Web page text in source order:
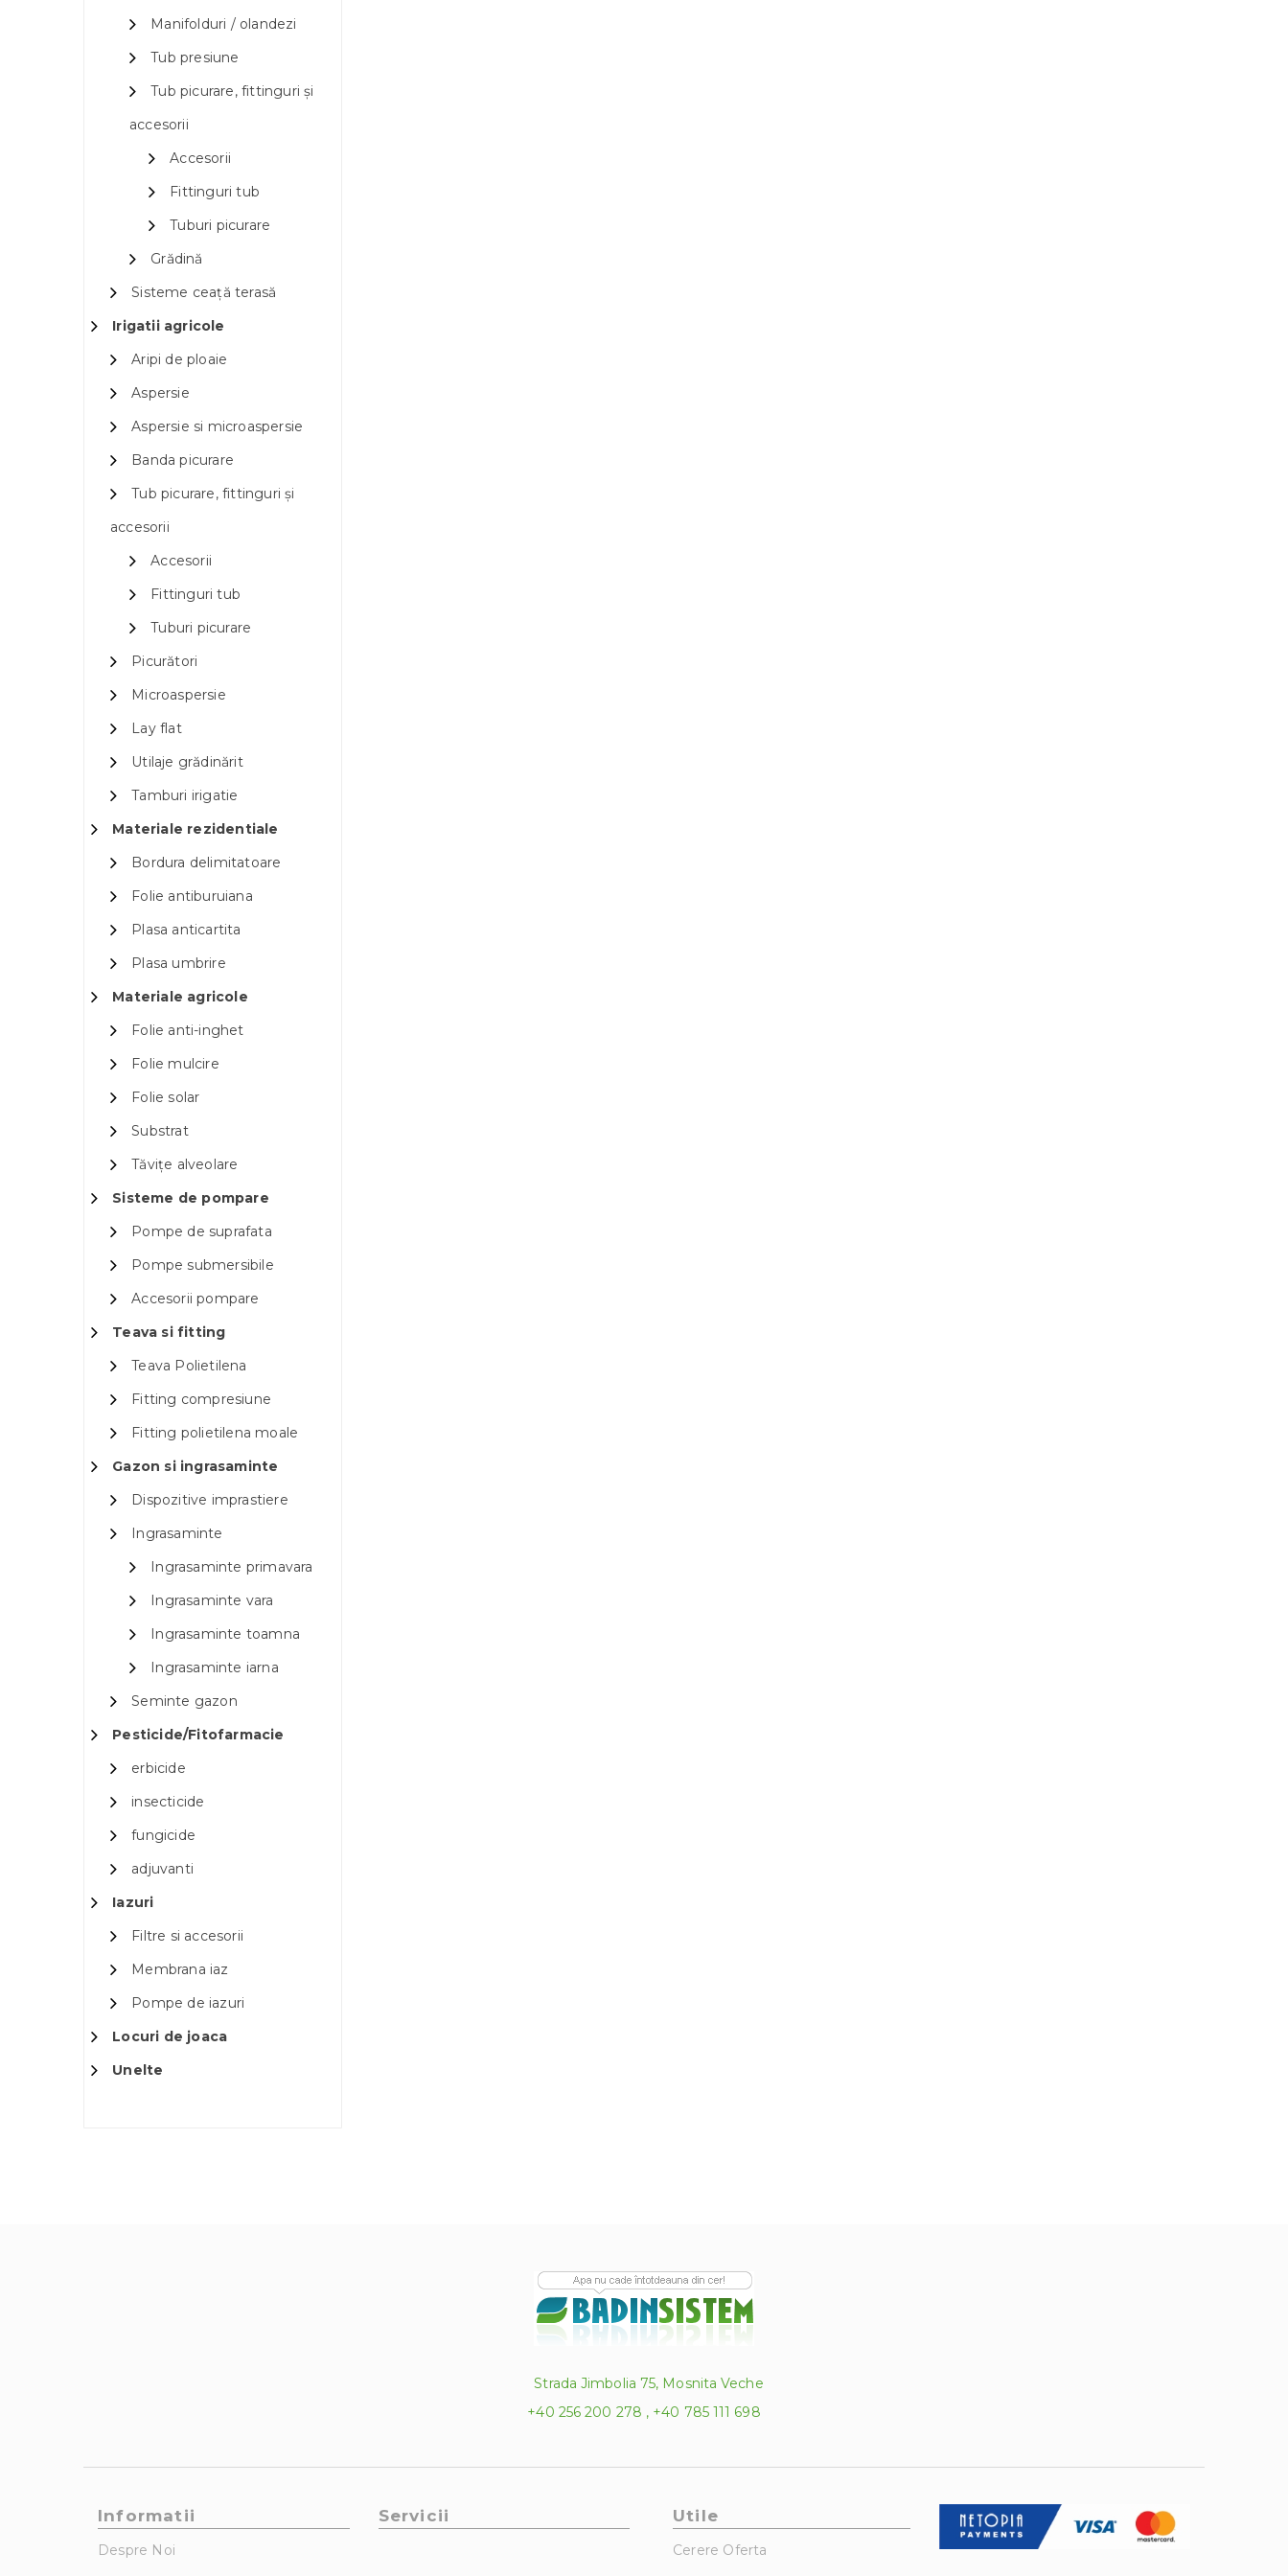
Manifolduri / olandezi
Tub presiune
Tub picurare, fittinguri și
accesorii
Accesorii
Fittinguri tub
Tuburi picurare
Grădină
Sisteme ceață terasă
Irigatii agricole
Aripi de ploaie
Aspersie
Aspersie si microaspersie
Banda picurare
Tub picurare, fittinguri și
accesorii
Accesorii
Fittinguri tub
Tuburi picurare
Picurători
Microaspersie
Lay flat
Utilaje grădinărit
Tamburi irigatie
Materiale rezidentiale
Bordura delimitatoare
Folie antiburuiana
Plasa anticartita
Plasa umbrire
Materiale agricole
Folie anti-inghet
Folie mulcire
Folie solar
Substrat
Tăvițe alveolare
Sisteme de pompare
Pompe de suprafata
Pompe submersibile
Accesorii pompare
Teava si fitting
Teava Polietilena
Fitting compresiune
Fitting polietilena moale
Gazon si ingrasaminte
Dispozitive imprastiere
Ingrasaminte
Ingrasaminte primavara
Ingrasaminte vara
Ingrasaminte toamna
Ingrasaminte iarna
Seminte gazon
Pesticide/Fitofarmacie
erbicide
insecticide
fungicide
adjuvanti
Iazuri
Filtre si accesorii
Membrana iaz
Pompe de iazuri
Locuri de joaca
Unelte
Strada Jimbolia 75, Mosnita Veche
+40 256 200 278 , +40 785 111 698
Informatii
Despre Noi
Servicii Utile
Cerere Oferta